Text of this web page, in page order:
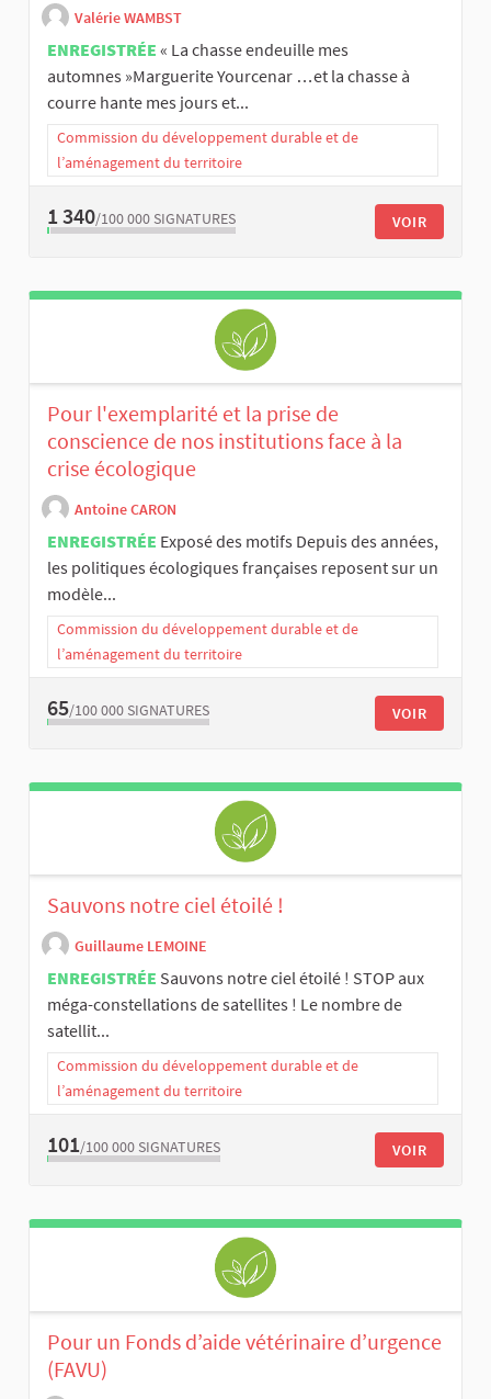
Valérie WAMBST
ENREGISTRÉE « La chasse endeuille mes
automnes »Marguerite Yourcenar …et la chasse à
courre hante mes jours et...
Commission du développement durable et de
l’aménagement du territoire
1 340/100 000 SIGNATURES VOIR
Pour l'exemplarité et la prise de
conscience de nos institutions face à la
crise écologique
Antoine CARON
ENREGISTRÉE Exposé des motifs Depuis des années,
les politiques écologiques françaises reposent sur un
modèle...
Commission du développement durable et de
l’aménagement du territoire
65/100 000 SIGNATURES VOIR
Sauvons notre ciel étoilé !
Guillaume LEMOINE
ENREGISTRÉE Sauvons notre ciel étoilé ! STOP aux
méga-constellations de satellites ! Le nombre de
satellit...
Commission du développement durable et de
l’aménagement du territoire
101/100 000 SIGNATURES VOIR
Pour un Fonds d’aide vétérinaire d’urgence
(FAVU)